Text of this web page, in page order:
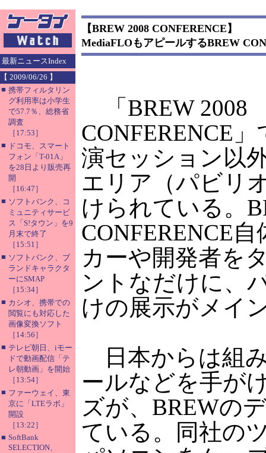
最新ニュースIndex
【 2009/06/26 】
■ 携帯フィルタリン
グ利用率は小学生
で57.7％、総務省
調査
［17:53］
■ ドコモ、スマート
フォン「T-01A」
を28日より販売再
開
［16:47］
■ ソフトバンク、コ
ミュニティサービ
ス「S!タウン」を9
月末で終了
［15:51］
■ ソフトバンク、ブ
ランドキャラクタ
ーにSMAP
［15:34］
■ カシオ、携帯での
閲覧にも対応した
画像変換ソフト
［14:56］
■ テレビ朝日、iモー
ドで動画配信「テ
レ朝動画」を開始
［13:54］
■ ファーウェイ、東
京に「LTEラボ」
開設
［13:22］
■ SoftBank
SELECTION、
【BREW 2008 CONFERENCE】
MediaFLOもアピールするBREW
「BREW 2008
CONFERENCE
演セッション以
エリア（パビリ
けられている。
CONFERENCE
カーや開発者を
ントなだけに、
けの展示がメイ
日本からは組
ールなどを手が
ズが、BREWの
ている。同社の